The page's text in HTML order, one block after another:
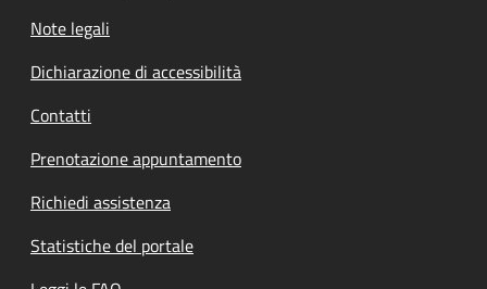
Note legali
Dichiarazione di accessibilità
Contatti
Prenotazione appuntamento
Richiedi assistenza
Statistiche del portale